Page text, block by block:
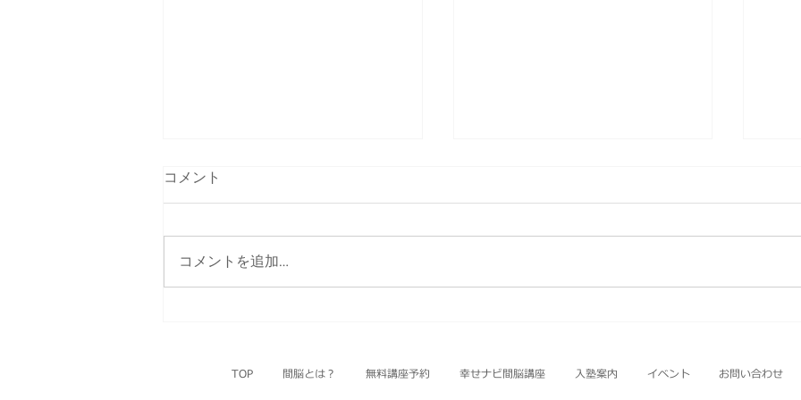
Handout_107
コメント
コメントを追加…
TOP 間脳とは？ 無料講座予約 幸せナビ間脳講座 入塾案内 イベント お問い合わせ